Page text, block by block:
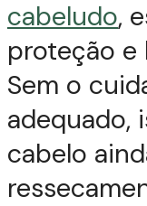
cabeludo,
proteção e
Sem o
adequado,
cabelo